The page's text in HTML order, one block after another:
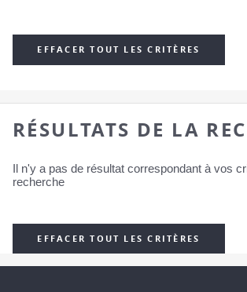
EFFACER TOUT LES CRITÈRES
RÉSULTATS DE LA
Il n'y a pas de résultat correspondant à vos
recherche
EFFACER TOUT LES CRITÈRES